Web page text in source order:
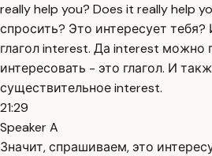
really help you? Does it really help
спросить? Это интересует тебя?
глагол interest. Да interest можно
интересовать - это глагол. И
существительное interest.
21:29
Speaker A
Значит, спрашиваем, это